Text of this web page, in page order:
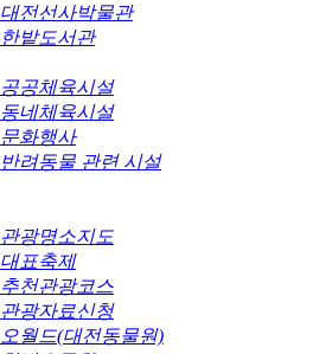
대전선사박물관
한밭도서관
공공체육시설
동네체육시설
문화행사
반려동물 관련 시설
관광명소지도
대표축제
추천관광코스
관광자료신청
오월드(대전동물원)